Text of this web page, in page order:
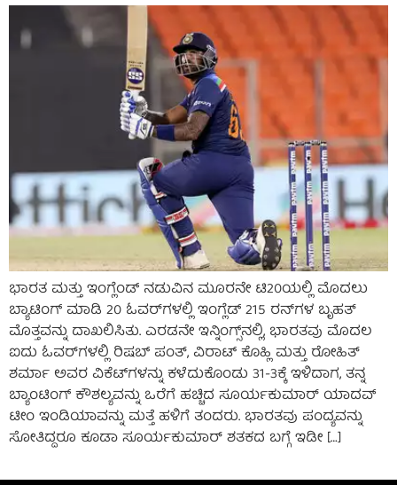
ಭಾರತ ಮತ್ತು ಇಂಗ್ಲೆಂಡ್ ನಡುವಿನ ಮೂರನೇ ಟಿ20ಯಲ್ಲಿ ಮೊದಲು
ಬ್ಯಾಟಿಂಗ್ ಮಾಡಿ 20 ಓವರ್‌ಗಳಲ್ಲಿ ಇಂಗ್ಲೆಡ್ 215 ರನ್‌ಗಳ ಬೃಹತ್
ಮೊತ್ತವನ್ನು ದಾಖಲಿಸಿತು. ಎರಡನೇ ಇನ್ನಿಂಗ್ಸ್‌ನಲ್ಲಿ, ಭಾರತವು ಮೊದಲ
ಐದು ಓವರ್‌ಗಳಲ್ಲಿ ರಿಷಬ್ ಪಂತ್, ವಿರಾಟ್ ಕೊಹ್ಲಿ ಮತ್ತು ರೋಹಿತ್
ಶರ್ಮಾ ಅವರ ವಿಕೆಟ್‌ಗಳನ್ನು ಕಳೆದುಕೊಂಡು 31-3ಕ್ಕೆ ಇಳಿದಾಗ, ತನ್ನ
ಬ್ಯಾಂಟಿಂಗ್ ಕೌಶಲ್ಯವನ್ನು ಒರೆಗೆ ಹಚ್ಚಿದ ಸೂರ್ಯಕುಮಾರ್ ಯಾದವ್
ಟೀಂ ಇಂಡಿಯಾವನ್ನು ಮತ್ತೆ ಹಳಿಗೆ ತಂದರು. ಭಾರತವು ಪಂದ್ಯವನ್ನು
ಸೋತಿದ್ದರೂ ಕೂಡಾ ಸೂರ್ಯಕುಮಾರ್ ಶತಕದ ಬಗ್ಗೆ ಇಡೀ […]